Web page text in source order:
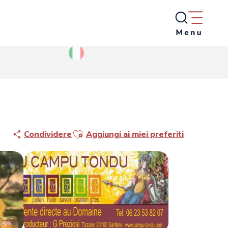
CondividereAjouter aux favoris
Aggiungi ai miei preferiti